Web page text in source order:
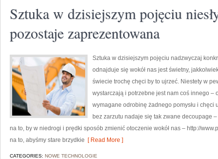
Sztuka w dzisiejszym pojęciu
pozostaje zaprezentowana
Sztuka w dzisiejszym pojęciu nadzwyczaj
odnajduje się wokół nas jest świetny,
świecie trochę chęci by to ujrzeć. Niestety w
wystarczają i potrzebne jest nam coś innego –
wymagane odrobinę żadnego pomysłu i chęci
bez zarzutu nadaje się tak zwane decoupage
na to, by w niedrogi i prędki sposób zmienić otoczenie wokół nas – http://
na to, abyśmy stare brzydkie [ Read More ]
CATEGORIES: NOWE TECHNOLOGIE